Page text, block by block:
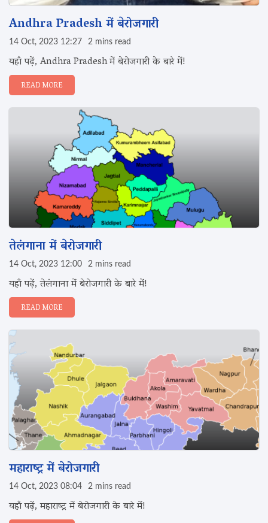
Andhra Pradesh में बेरोजगारी
14 Oct, 2023 12:27 2 mins read
यहाँ पढ़ें, Andhra Pradesh में बेरोजगारी के बारे में!
READ MORE
तेलंगाना में बेरोजगारी
14 Oct, 2023 12:00 2 mins read
यहाँ पढ़ें, तेलंगाना में बेरोजगारी के बारे में!
READ MORE
महाराष्ट्र में बेरोजगारी
14 Oct, 2023 08:04 2 mins read
यहाँ पढ़ें, महाराष्ट्र में बेरोजगारी के बारे में!